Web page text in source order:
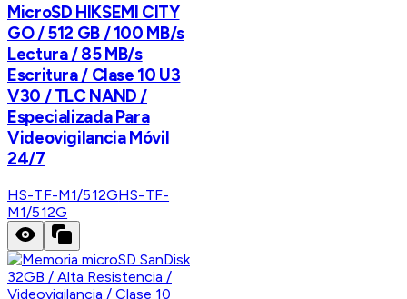
MicroSD HIKSEMI CITY
GO / 512 GB / 100 MB/s
Lectura / 85 MB/s
Escritura / Clase 10 U3
V30 / TLC NAND /
Especializada Para
Videovigilancia Móvil
24/7
HS-TF-M1/512GHS-TF-
M1/512G